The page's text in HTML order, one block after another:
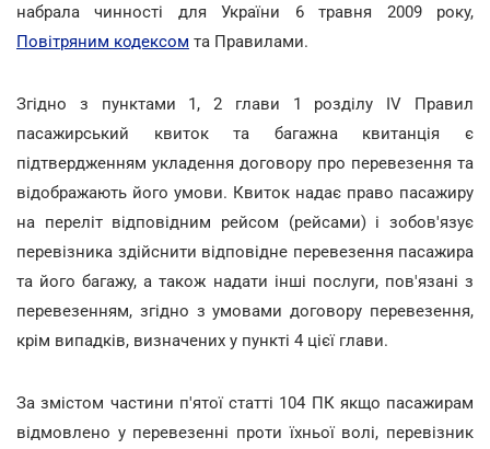
набрала чинності для України 6 травня 2009 року,
Повітряним кодексом та Правилами.
Згідно з пунктами 1, 2 глави 1 розділу IV Правил
пасажирський квиток та багажна квитанція є
підтвердженням укладення договору про перевезення та
відображають його умови. Квиток надає право пасажиру
на переліт відповідним рейсом (рейсами) і зобов'язує
перевізника здійснити відповідне перевезення пасажира
та його багажу, а також надати інші послуги, пов'язані з
перевезенням, згідно з умовами договору перевезення,
крім випадків, визначених у пункті 4 цієї глави.
За змістом частини п'ятої статті 104 ПК якщо пасажирам
відмовлено у перевезенні проти їхньої волі, перевізник